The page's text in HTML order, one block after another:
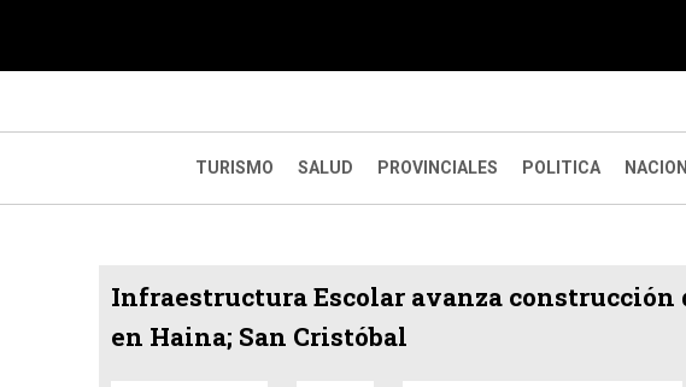
TURISMO SALUD PROVINCIALES POLITICA
Infraestructura Escolar avanza construcción
en Haina; San Cristóbal